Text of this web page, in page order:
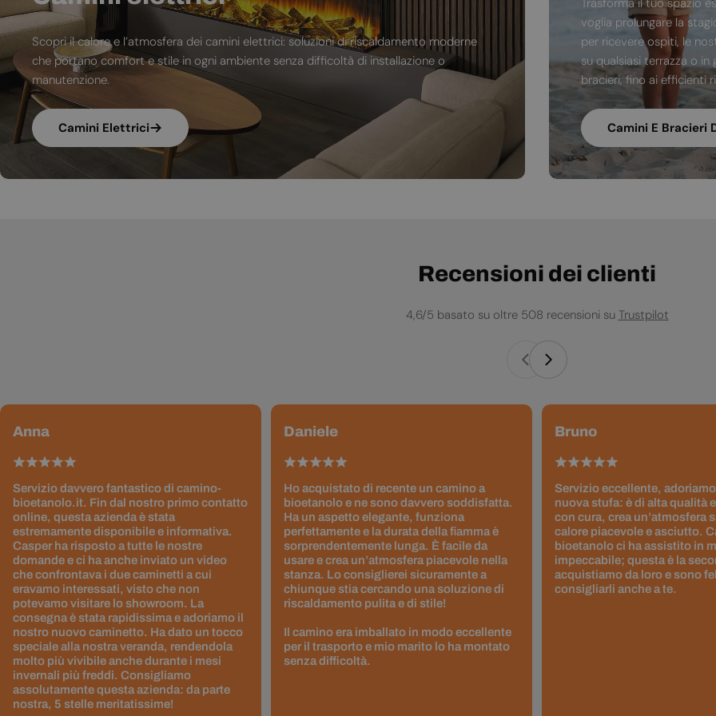
Scopri il calore e l’atmosfera dei camini elettrici: soluzioni di riscaldamento moderne
che portano comfort e stile in ogni ambiente senza difficoltà di installazione o
manutenzione.
Camini Elettrici
Trasforma il tuo spazio
voglia prolungare la
per ricevere ospiti, le
su qualsiasi terrazza o
bracieri, fino ai efficienti
Camini E Bracieri
Recensioni dei clienti
4,6/5 basato su oltre 508 recensioni su Trustpilot
Anna
Servizio davvero fantastico di camino-
bioetanolo.it. Fin dal nostro primo contatto
online, questa azienda è stata
estremamente disponibile e informativa.
Casper ha risposto a tutte le nostre
domande e ci ha anche inviato un video
che confrontava i due caminetti a cui
eravamo interessati, visto che non
potevamo visitare lo showroom. La
consegna è stata rapidissima e adoriamo il
nostro nuovo caminetto. Ha dato un tocco
speciale alla nostra veranda, rendendola
molto più vivibile anche durante i mesi
invernali più freddi. Consigliamo
assolutamente questa azienda: da parte
nostra, 5 stelle meritatissime!
Daniele
Ho acquistato di recente un camino a
bioetanolo e ne sono davvero soddisfatta.
Ha un aspetto elegante, funziona
perfettamente e la durata della fiamma è
sorprendentemente lunga. È facile da
usare e crea un’atmosfera piacevole nella
stanza. Lo consiglierei sicuramente a
chiunque stia cercando una soluzione di
riscaldamento pulita e di stile!
Il camino era imballato in modo eccellente
per il trasporto e mio marito lo ha montato
senza difficoltà.
Bruno
Servizio eccellente,
nuova stufa: è di alta qualità
con cura, crea un’atmosfera
calore piacevole e asciutto.
bioetanolo ci ha assistito in
impeccabile; questa è la
acquistiamo da loro e sono
consigliarli anche a te.